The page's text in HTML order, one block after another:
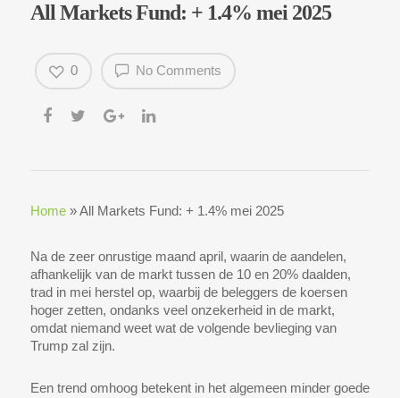
All Markets Fund: + 1.4% mei 2025
No Comments
0
Home»All Markets Fund: + 1.4% mei 2025
Na de zeer onrustige maand april, waarin de aandelen,
afhankelijk van de markt tussen de 10 en 20% daalden,
trad in mei herstel op, waarbij de beleggers de koersen
hoger zetten, ondanks veel onzekerheid in de markt,
omdat niemand weet wat de volgende bevlieging van
Trump zal zijn.
Een trend omhoog betekent in het algemeen minder goede